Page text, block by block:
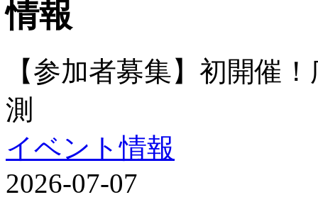
【参加者募集】初開催
測
イベント情報
2026-07-07